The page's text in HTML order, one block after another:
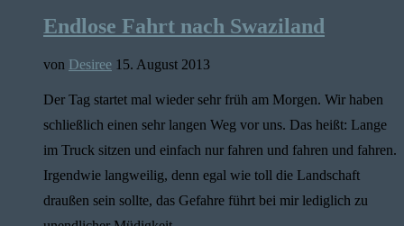
Endlose Fahrt nach Swaziland
von Desiree 15. August 2013
Der Tag startet mal wieder sehr früh am Morgen. Wir haben
schließlich einen sehr langen Weg vor uns. Das heißt: Lange
im Truck sitzen und einfach nur fahren und fahren und fahren.
Irgendwie langweilig, denn egal wie toll die Landschaft
draußen sein sollte, das Gefahre führt bei mir lediglich zu